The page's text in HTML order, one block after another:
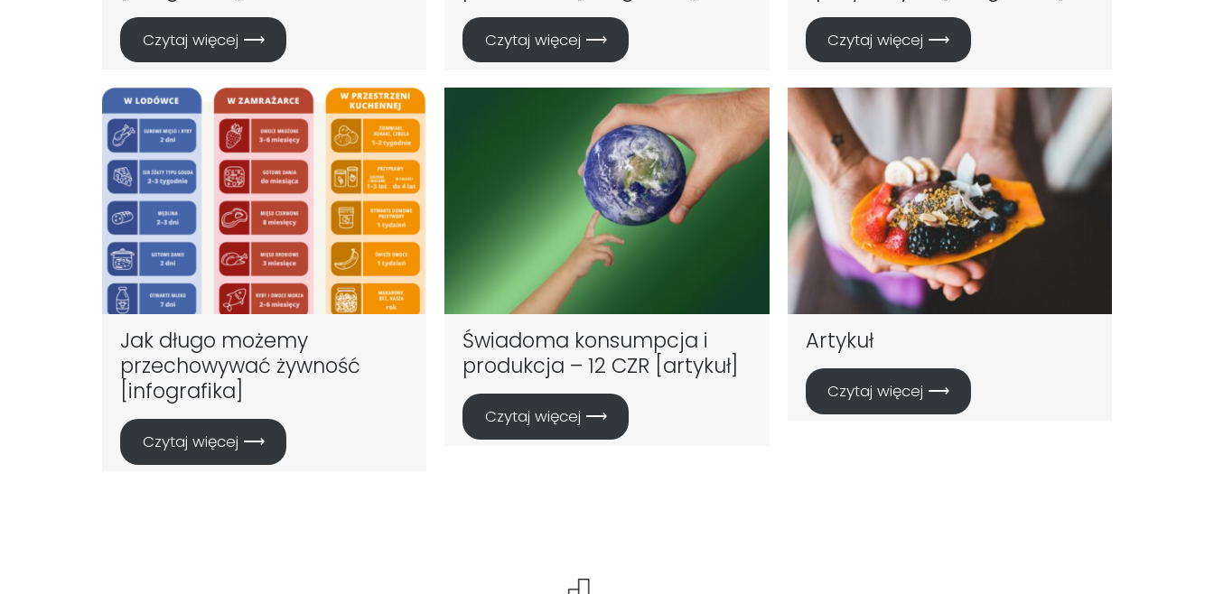
Czytaj więcej ⟶ Czytaj więcej ⟶ Czytaj więcej ⟶
Jak długo możemy
przechowywać żywność
[infografika]
Czytaj więcej ⟶
Świadoma konsumpcja i
produkcja – 12 CZR [artykuł]
Czytaj więcej ⟶
Artykuł
Czytaj więcej ⟶